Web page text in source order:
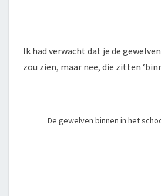
Ik had verwacht dat je de
zou zien, maar nee, die zitten
De gewelven binnen in het